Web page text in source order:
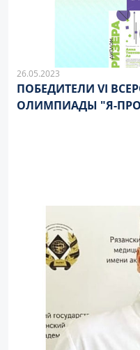
26.05.2023
ПОБЕДИТЕЛИ VI
ОЛИМПИАДЫ "Я-